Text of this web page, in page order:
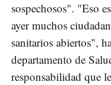
sospechosos". "Eso
ayer muchos
sanitarios abiertos",
departamento de
responsabilidad que